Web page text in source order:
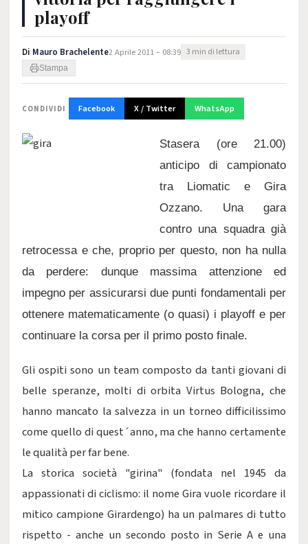
playoff
Di Mauro Brachelente2 Aprile 2011 – 08:39 3 min di lettura
Stampa
CONDIVIDI Facebook X / Twitter WhatsApp
Stasera (ore 21.00)
anticipo di campionato
tra Liomatic e Gira
Ozzano. Una gara
contro una squadra già
retrocessa e che, proprio per questo, non ha nulla
da perdere: dunque massima attenzione ed
impegno per assicurarsi due punti fondamentali per
ottenere matematicamente (o quasi) i playoff e per
continuare la corsa per il primo posto finale.
Gli ospiti sono un team composto da tanti giovani di
belle speranze, molti di orbita Virtus Bologna, che
hanno mancato la salvezza in un torneo difficilissimo
come quello di quest´anno, ma che hanno certamente
le qualità per far bene.
La storica società "girina" (fondata nel 1945 da
appassionati di ciclismo: il nome Gira vuole ricordare il
mitico campione Girardengo) ha un palmares di tutto
rispetto - anche un secondo posto in Serie A e una